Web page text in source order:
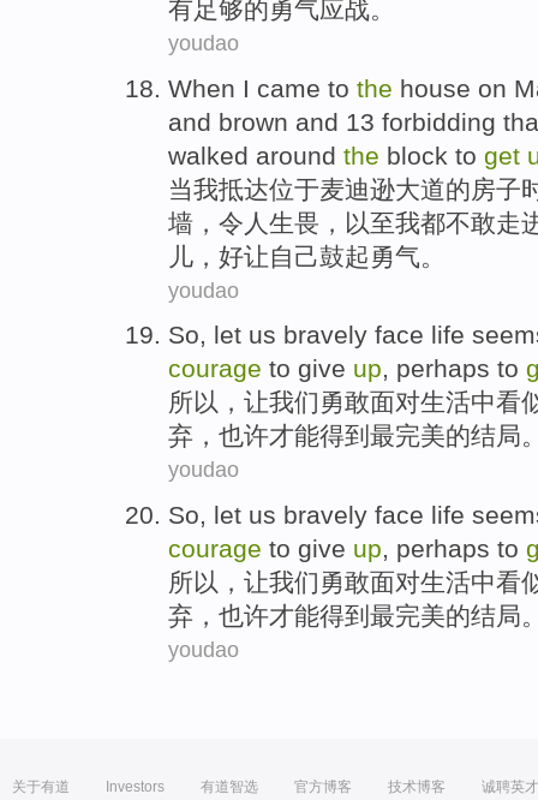
有足够的勇气应战。
youdao
When I came to the house on
and brown and 13 forbidding
walked around the block to get
当我抵达位于麦迪逊大道的房子
墙，令人 生畏 ，以至我都不敢走
儿，好让自己鼓起勇气。
youdao
So, let us bravely face life
courage to give up, perhaps to
所以 ， 让我们勇敢面对生活中看
弃 ， 也许才能得到 最完美的结局
youdao
So, let us bravely face life
courage to give up, perhaps to
所以 ， 让我们勇敢面对生活中看
弃 ， 也许才能得到 最完美的结局
youdao
关于有道 Investors 有道智选 官方博客 技术博客 诚聘英才